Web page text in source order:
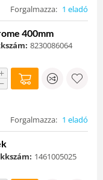
Forgalmazza: 1 eladó
400mm
8230086064
+
−
Forgalmazza: 1 eladó
1461005025